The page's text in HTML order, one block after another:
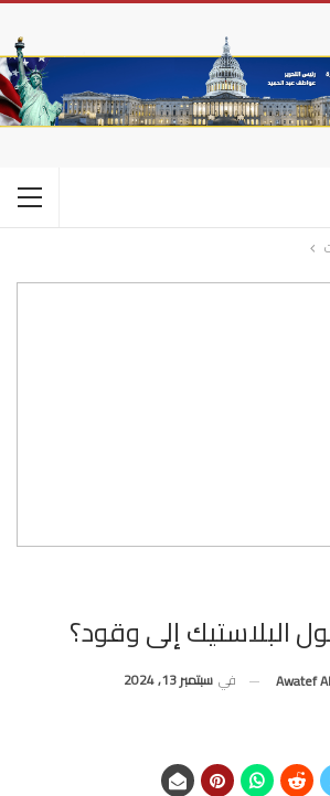
البلاستيك إلى وقود؟
Awatef في سبتمبر 13, 2024